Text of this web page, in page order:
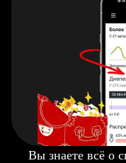
Вы знаете всё о